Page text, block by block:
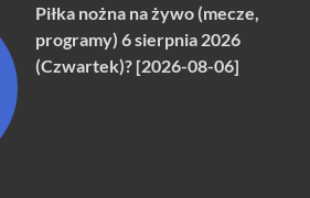
Piłka nożna na żywo (mecze,
programy) 6 sierpnia 2026
(Czwartek)? [2026-08-06]